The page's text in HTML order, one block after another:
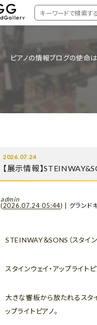
ピアノの情報ブログの使命
2026.07.24
【展示情報】
admin
(2026.07.24 05:44) グランド
STEINWAY＆SONS（スタイ
スタインウェイ・アップライト
大きな響板から放たれるスタ
ップライトピアノ。